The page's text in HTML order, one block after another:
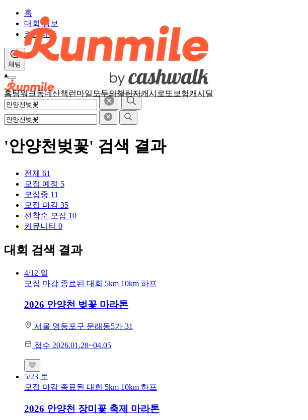
홈팀워크동네산책 런마일 모두의챌린지캐시로또 보험캐시딜
홈
대회 정보
커뮤니티
채팅
'안양천벚꽃' 검색 결과
전체 61
모집 예정 5
모집중 11
모집 마감 35
선착순 모집 10
커뮤니티 0
대회 검색 결과
4/12 일
모집 마감 종료된 대회 5km 10km 하프
2026 안양천 벚꽃 마라톤
서울 영등포구 문래동5가 31
접수 2026.01.28~04.05
5/23 토
모집 마감 종료된 대회 5km 10km 하프
2026 안양천 장미꽃 축제 마라톤